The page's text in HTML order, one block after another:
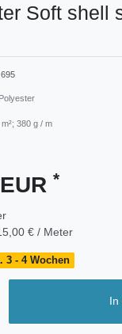
Soft shell
695
380 g / m
*
€ / Meter
3 - 4 Wochen
In